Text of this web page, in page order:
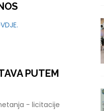
PUTEM
- licitacije